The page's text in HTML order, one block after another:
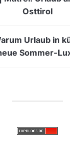
Osttirol
Urlaub in
Sommer-